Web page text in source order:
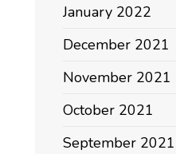
January 2022
December 2021
November 2021
October 2021
September 2021